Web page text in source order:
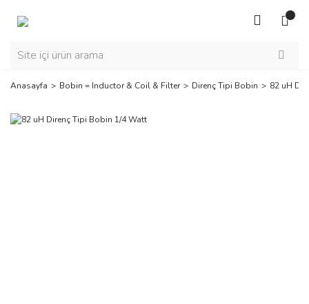
Anasayfa Bobin = Inductor & Coil & Filter Direnç Tipi Bobin 82 uH